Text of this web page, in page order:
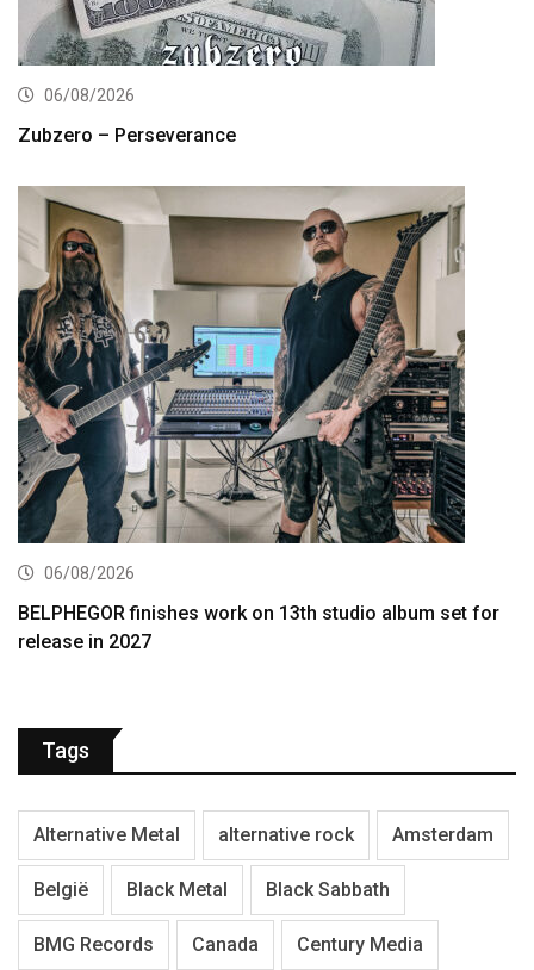
06/08/2026
Zubzero – Perseverance
06/08/2026
BELPHEGOR finishes work on 13th studio album set for
release in 2027
Tags
Alternative Metal alternative rock Amsterdam
België Black Metal Black Sabbath
BMG Records Canada Century Media